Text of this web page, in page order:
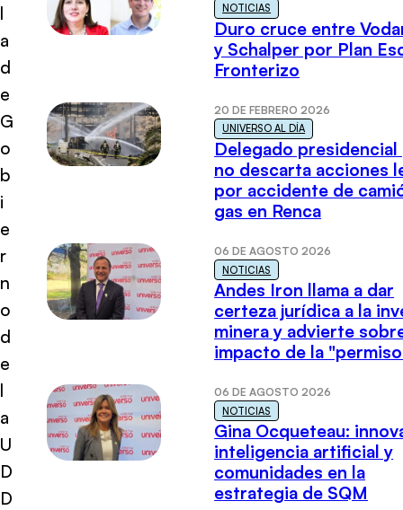
l
a
d
e
G
o
b
i
e
r
n
o
d
e
l
a
U
D
D
NOTICIAS
Duro cruce entre
y Schalper por Plan
Fronterizo
20 DE FEBRERO 2026
UNIVERSO AL DÍA
Delegado presidencial
no descarta acciones
por accidente de
gas en Renca
06 DE AGOSTO 2026
NOTICIAS
Andes Iron llama a dar
certeza jurídica a la
minera y advierte
impacto de la
06 DE AGOSTO 2026
NOTICIAS
Gina Ocqueteau:
inteligencia artificial y
comunidades en la
estrategia de SQM